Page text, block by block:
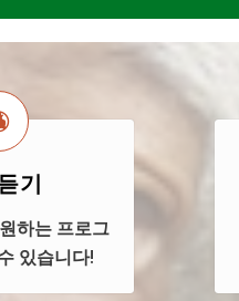
기
하는 프로그
있습니다!